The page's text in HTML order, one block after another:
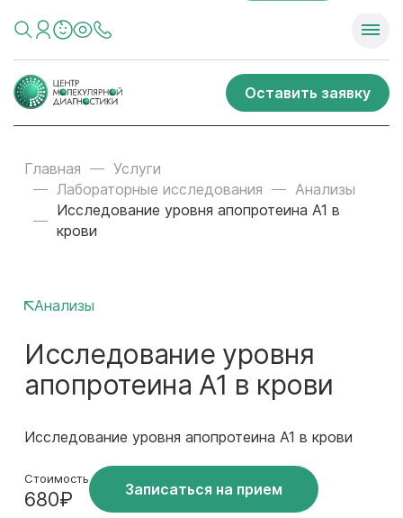
Оставить заявку
Главная
Услуги
Лабораторные исследования
Анализы
Исследование уровня апопротеина А1 в
крови
Анализы
Исследование уровня
апопротеина А1 в крови
Исследование уровня апопротеина А1 в крови
Стоимость
680₽ Записаться на прием